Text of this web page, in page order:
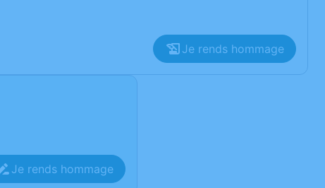
Je rends hommage
Je rends hommage